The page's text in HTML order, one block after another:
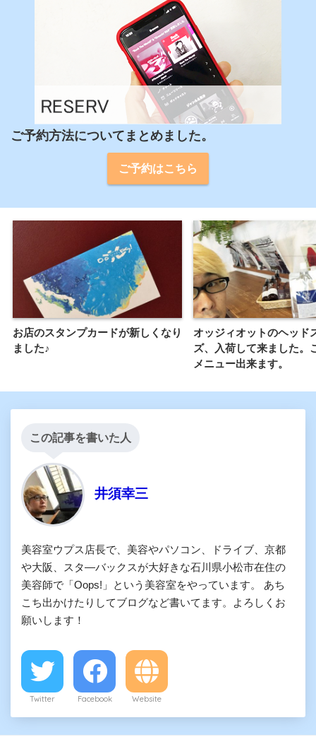
ご予約方法についてまとめました。
ご予約はこちら
お店のスタンプカードが新しくなり
ました♪
オッジィオットのヘッド
ズ、入荷して来ました。
メニュー出来ます。
この記事を書いた人
井須幸三
美容室ウプス店長で、美容やパソコン、ドライブ、京都
や大阪、スタ―バックスが大好きな石川県小松市在住の
美容師で「Oops!」という美容室をやっています。 あち
こち出かけたりしてブログなど書いてます。よろしくお
願いします！
Twitter Facebook Website